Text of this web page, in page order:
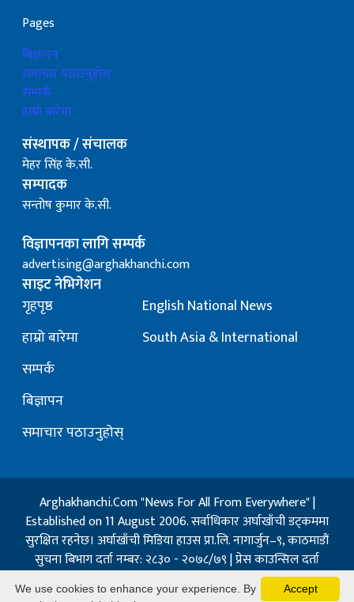
Pages
बिज्ञापन
समाचार पठाउनुहोस्
सम्पर्क
हाम्रो बारेमा
संस्थापक / संचालक
मेहर सिंह के.सी.
सम्पादक
सन्तोष कुमार के.सी.
विज्ञापनका लागि सम्पर्क
advertising@arghakhanchi.com
साइट नेभिगेशन
गृहपृष्ठ
हाम्रो बारेमा
सम्पर्क
बिज्ञापन
समाचार पठाउनुहोस्
English National News
South Asia & International
Arghakhanchi.Com "News For All From Everywhere" |
Established on 11 August 2006. सर्वाधिकार अर्घाखाँची डट्कममा
सुरक्षित रहनेछ। अर्घाखाँची मिडिया हाउस प्रा.लि. नागार्जुन–९, काठमाडौं
सुचना बिभाग दर्ता नम्बर: २८३० - २०७८/७९ | प्रेस काउन्सिल दर्ता
नम्बर: १३२ / २०७३-०४-२१ | जिप्रका सि- नम्बर: ७, दर्ता नम्बर
Accept
We use cookies to enhance your experience. By